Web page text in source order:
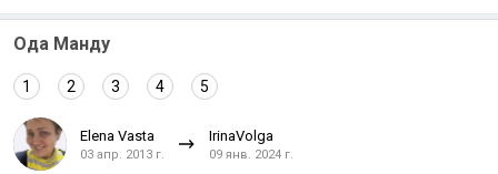
Ода Манду
1 2 3 4 5
Elena Vasta
03 апр. 2013 г.
IrinaVolga
09 янв. 2024 г.